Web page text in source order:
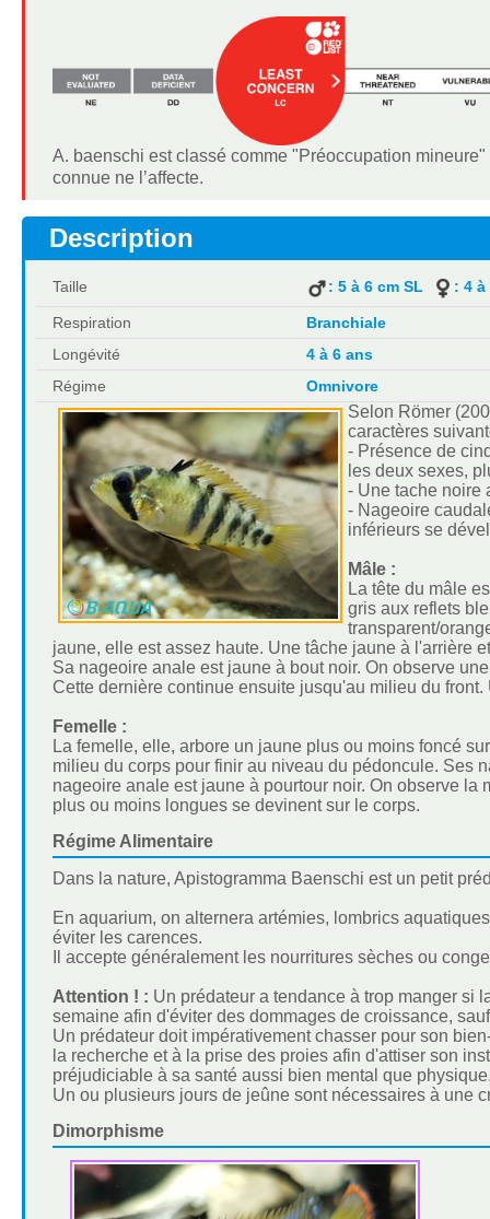
A. baenschi est classé comme "Préoccupation
connue ne l’affecte.
Description
Taille : 5 à 6 cm SL : 4 à
Respiration
Branchiale
Longévité
4 à 6 ans
Régime
Omnivore
Selon Römer
caractères
- Présence de
les deux sexes,
- Une tache noire
- Nageoire
inférieurs se
Mâle :
La tête du mâle
gris aux reflets
transparent/
jaune, elle est assez haute. Une tâche jaune à l'arrière
Sa nageoire anale est jaune à bout noir. On observe
Cette dernière continue ensuite jusqu'au milieu du
Femelle :
La femelle, elle, arbore un jaune plus ou moins foncé
milieu du corps pour finir au niveau du pédoncule. Ses
nageoire anale est jaune à pourtour noir. On observe
plus ou moins longues se devinent sur le corps.
Régime Alimentaire
Dans la nature, Apistogramma Baenschi est un petit
En aquarium, on alternera artémies, lombrics
éviter les carences.
Il accepte généralement les nourritures sèches ou
Attention ! : Un prédateur a tendance à trop manger si
semaine afin d'éviter des dommages de croissance,
Un prédateur doit impérativement chasser pour son
la recherche et à la prise des proies afin d'attiser son
préjudiciable à sa santé aussi bien mental que
Un ou plusieurs jours de jeûne sont nécessaires à une
Dimorphisme